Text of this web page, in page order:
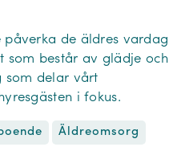
påverka de äldres vardag
som består av glädje och
som delar vårt
i fokus.
Äldreomsorg